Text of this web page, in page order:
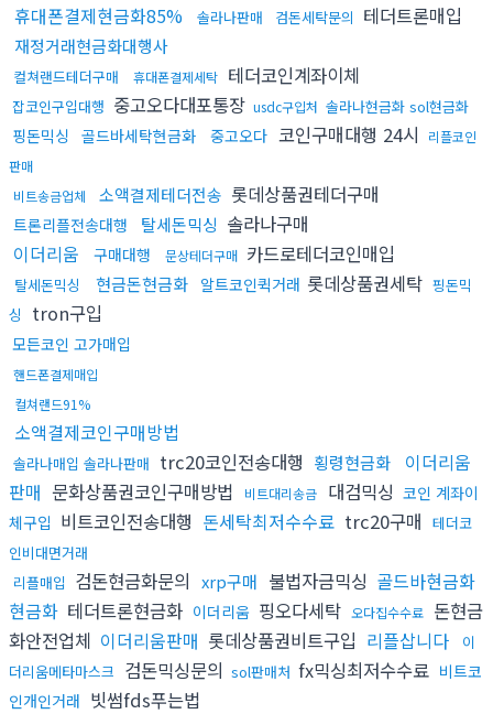
휴대폰결제현금화85%
솔라나판매 검돈세탁문의 테더트론매입
재정거래현금화대행사
컬쳐랜드테더구매 휴대폰결제세탁 테더코인계좌이체
잡코인구입대행 중고오다대포통장 usdc구입처 솔라나현금화 sol현금화
핑돈믹싱 골드바세탁현금화 중고오다 코인구매대행 24시
리플코인
판매
비트송금업체
소액결제테더전송 롯데상품권테더구매
트론리플전송대행 탈세돈믹싱 솔라나구매
이더리움
구매대행 문상테더구매 카드로테더코인매입
탈세돈믹싱 현금돈현금화 알트코인퀵거래 롯데상품권세탁 핑돈믹
싱
tron구입
모든코인 고가매입
핸드폰결제매입
컬쳐랜드91%
소액결제코인구매방법
솔라나매입 솔라나판매 trc20코인전송대행 횡령현금화
이더리움
판매 문화상품권코인구매방법 비트대리송금 대검믹싱 코인 계좌이
체구입 비트코인전송대행 돈세탁최저수수료 trc20구매 테더코
인비대면거래
리플매입 검돈현금화문의 xrp구매 불법자금믹싱 골드바현금화
현금화 테더트론현금화 이더리움 핑오다세탁 오다집수수료 돈현금
화안전업체 이더리움판매 롯데상품권비트구입 리플삽니다
이
더리움메타마스크 검돈믹싱문의 sol판매처 fx믹싱최저수수료 비트코
인개인거래 빗썸fds푸는법